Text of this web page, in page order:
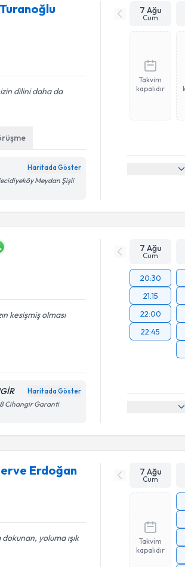
dilini daha da
Haritada Göster
Meydan Şişli
7 Ağu
Cum
Takvim
kapalıdır
kesişmiş olması
Haritada Göster
Cihangir Garanti
7 Ağu
Cum
20:30
21:15
22:00
22:45
Erdoğan
yoluma ışık
7 Ağu
Cum
Takvim
kapalıdır